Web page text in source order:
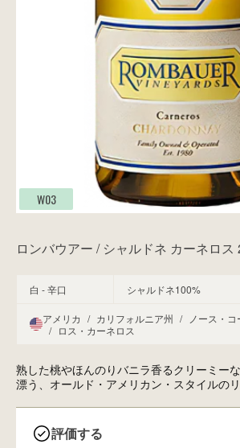
W03
ロンバウアー / シャルドネ カーネロス
白 - 辛口 シャルドネ100%
アメリカ / カリフォルニア州 /
ノース・コ
/ ロス・カーネロス
熟した桃やほんのりバニラ香るクリーミー
漂う、オールド・アメリカン・スタイルの
評価する